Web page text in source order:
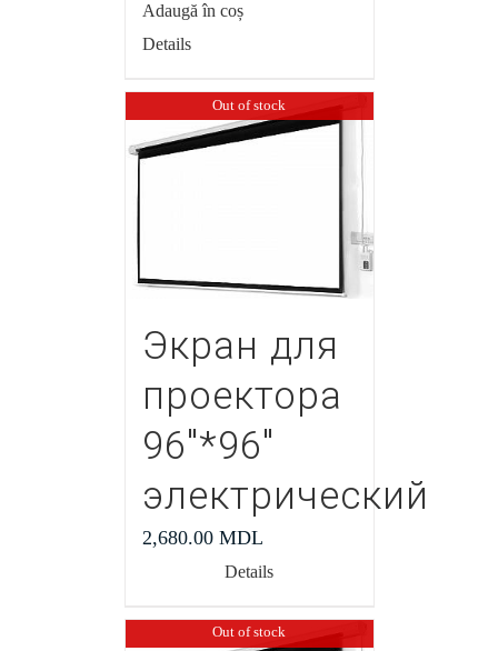
Adaugă în coș
Details
Out of stock
Экран для
проектора
96″*96″
электрический
2,680.00 MDL
Details
Out of stock